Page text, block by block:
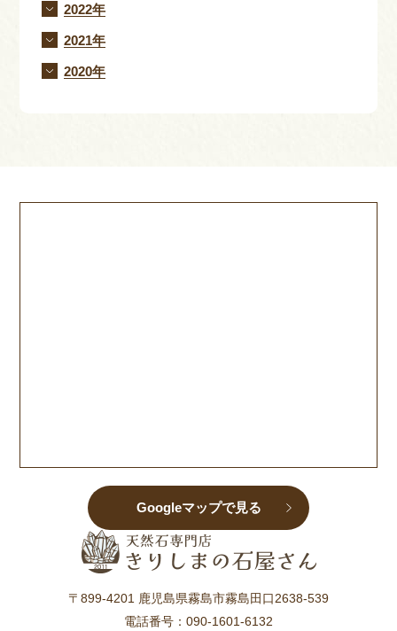
2022年
2021年
2020年
〒899-4201 鹿児島県霧島市霧島田口2638-539
電話番号： 090-1601-6132
Googleマップで見る